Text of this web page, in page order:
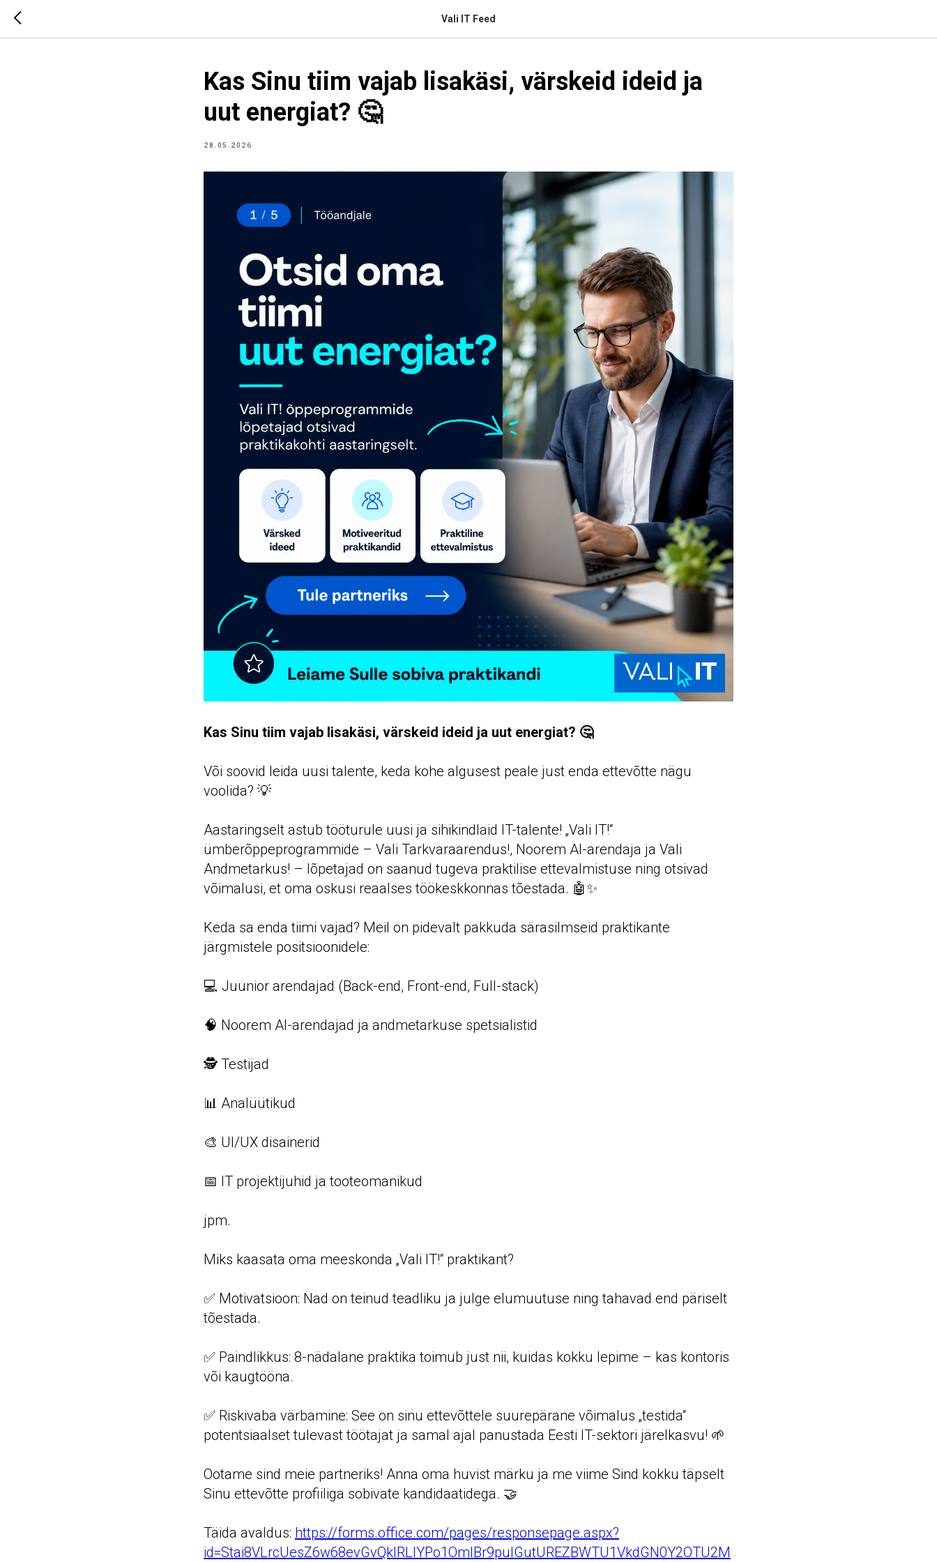
Vali IT Feed
Kas Sinu tiim vajab lisakäsi, värskeid ideid ja
uut energiat? 🤔
28.05.2026
Kas Sinu tiim vajab lisakäsi, värskeid ideid ja uut energiat? 🤔
Või soovid leida uusi talente, keda kohe algusest peale just enda ettevõtte nägu
voolida? 💡
Aastaringselt astub tööturule uusi ja sihikindlaid IT-talente! „Vali IT!“
ümberõppeprogrammide – Vali Tarkvaraarendus!, Noorem AI-arendaja ja Vali
Andmetarkus! – lõpetajad on saanud tugeva praktilise ettevalmistuse ning otsivad
võimalusi, et oma oskusi reaalses töökeskkonnas tõestada. 🤖✨
Keda sa enda tiimi vajad? Meil on pidevalt pakkuda särasilmseid praktikante
järgmistele positsioonidele:
💻 Juunior arendajad (Back-end, Front-end, Full-stack)
🧠 Noorem AI-arendajad ja andmetarkuse spetsialistid
🕵️ Testijad
📊 Analüütikud
🎨 UI/UX disainerid
📅 IT projektijuhid ja tooteomanikud
jpm.
Miks kaasata oma meeskonda „Vali IT!“ praktikant?
✅ Motivatsioon: Nad on teinud teadliku ja julge elumuutuse ning tahavad end päriselt
tõestada.
✅ Paindlikkus: 8-nädalane praktika toimub just nii, kuidas kokku lepime – kas kontoris
või kaugtööna.
✅ Riskivaba värbamine: See on sinu ettevõttele suurepärane võimalus „testida“
potentsiaalset tulevast töötajat ja samal ajal panustada Eesti IT-sektori järelkasvu! 🌱
Ootame sind meie partneriks! Anna oma huvist märku ja me viime Sind kokku täpselt
Sinu ettevõtte profiiliga sobivate kandidaatidega. 🤝
Täida avaldus: https://forms.office.com/pages/responsepage.aspx?
id=Stai8VLrcUesZ6w68evGvQkIRLIYPo1OmIBr9pulGutUREZBWTU1VkdGN0Y2OTU2M